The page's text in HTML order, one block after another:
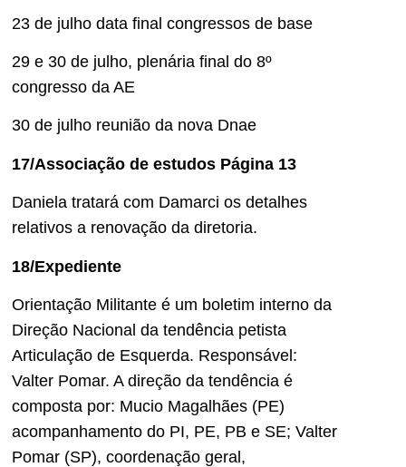
23 de julho data final congressos de base
29 e 30 de julho, plenária final do 8º
congresso da AE
30 de julho reunião da nova Dnae
17/Associação de estudos Página 13
Daniela tratará com Damarci os detalhes
relativos a renovação da diretoria.
18/Expediente
Orientação Militante é um boletim interno da
Direção Nacional da tendência petista
Articulação de Esquerda. Responsável:
Valter Pomar. A direção da tendência é
composta por: Mucio Magalhães (PE)
acompanhamento do PI, PE, PB e SE; Valter
Pomar (SP), coordenação geral,